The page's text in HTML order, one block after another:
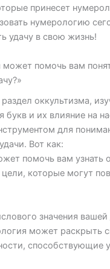
принесет
нумерологию
удачу в свою жизнь!
может помочь вам
оккультизма,
букв и их влияние на
для
Вот как:
помочь вам узнать
которые могут
значения
может раскрыть
способствующие